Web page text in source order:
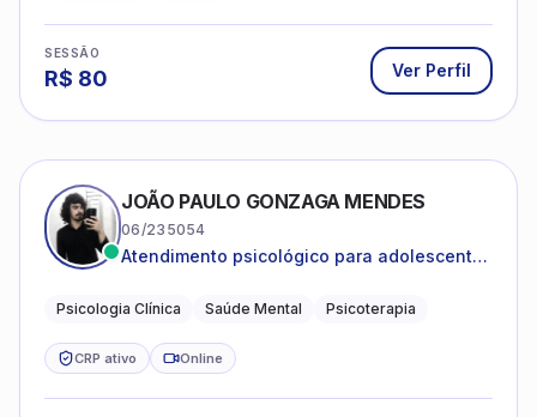
SESSÃO
R$ 80 Ver Perfil
JOÃO PAULO GONZAGA MENDES
06/235054
Atendimento psicológico para adolescentes
depressão e autoestima.
Psicologia Clínica Saúde Mental Psicoterapia
CRP ativo Online